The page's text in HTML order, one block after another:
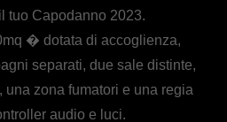
tuo Capodanno 2023.
� dotata di accoglienza,
separati, due sale distinte,
zona fumatori e una regia
audio e luci.